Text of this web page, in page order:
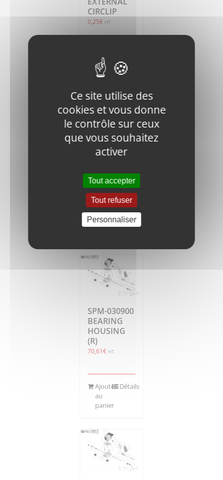
CIRCLIP
0,25€ HT
Ajouter
au
panier
SPM-030500
18,80
Ajouter
au
Détails
SPM-030900
BEARING
HOUSING
(R)
70,61€ HT
Ajouter
au
panier
Détails
Ce site utilise des
cookies et vous donne
le contrôle sur ceux
que vous souhaitez
activer
Tout accepter
Tout refuser
Personnaliser